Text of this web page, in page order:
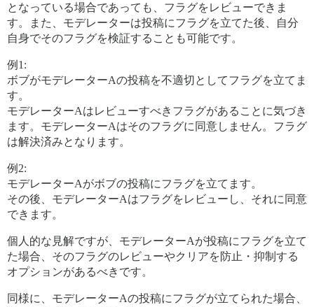
となっている場合であっても、フラグをレビューできま
す。また、モデレーターは投稿にフラグを立てた後、自分
自身でそのフラグを検証することも可能です。
例1:
ボブがモデレーターAの投稿を不適切としてフラグを立てま
す。
モデレーターAはレビューすべきフラグがあることに気づき
ます。モデレーターAはそのフラグに同意しません。フラグ
は解決済みとなります。
例2:
モデレーターAがボブの投稿にフラグを立てます。
その後、モデレーターAはフラグをレビューし、それに同意
できます。
個人的な見解ですが、モデレーターAが投稿にフラグを立て
た場合、そのフラグのレビューやクリアを防止・抑制する
オプションがあるべきです。
同様に、モデレーターAの投稿にフラグが立てられた場合、